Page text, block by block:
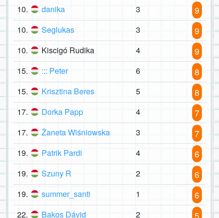
10. danika 3 9
10. Seglukas 3 9
10. Kiscigó Rudika 4 9
15. ::: Peter 6 8
15. Krisztina Beres 5 8
17. Dorka Papp 4 7
17. Żaneta Wiśniowska 3 7
19. Patrik Pardi 4 6
19. Szuny R 2 6
19. summer_santi 1 6
22. Bakos Dávid 2 5